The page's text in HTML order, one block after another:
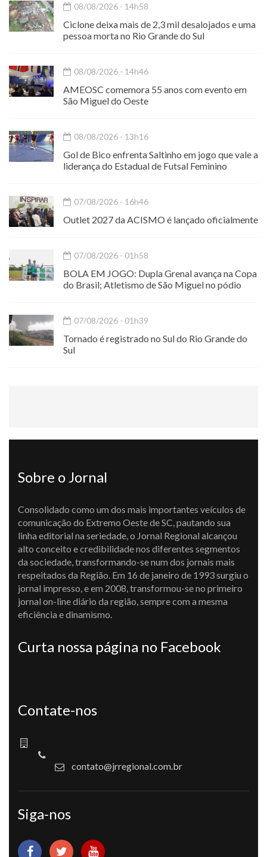
08/08/2026 - 14h58
Ciclone deixa mais de 2,3 mil desalojados e uma
pessoa morta no Rio Grande do Sul
08/08/2026 - 14h46
AMEOSC comemora 55 anos com evento em
São Miguel do Oeste
08/08/2026 - 13h16
Gol de Bico enfrenta Saltinho em jogo que vale a
liderança do Estadual de Futsal Feminino
07/08/2026 - 16h46
Outlet 2027 da ACISMO é lançado oficialmente
07/08/2026 - 01h58
BOLA EM JOGO: Dupla Grenal avança na Copa
do Brasil; Atletismo de São Miguel no pódio
07/08/2026 - 01h39
Tornado é registrado no Sul do Rio Grande do
Sul
Sobre o Jornal
Consolidado como um dos mais importantes veículos de
comunicação do Extremo Oeste de SC, pautando sua
linha editorial na seriedade, o Jornal Regional alcançou
alto conceito e credibilidade nos diferentes segmentos
da sociedade, transformando-se num dos jornais mais
respeitados da Região. Em 16 de janeiro de 1993 surgiu o
jornal impresso, e em 2008, transformou-se no primeiro
jornal on-line diário da região, sempre com a mesma
eficiência e dinamismo.
Curta nossa página no Facebook
Contate-nos
contato@jrregional.com.br
Siga-nos